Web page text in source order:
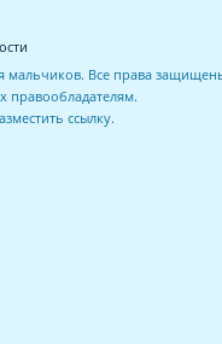
мальчиков. Все права
правообладателям.
ссылку.